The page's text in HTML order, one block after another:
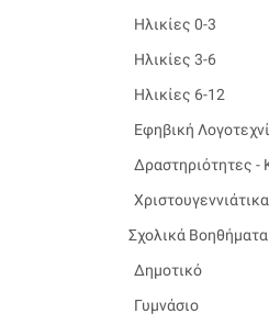
Ηλικίες 0-3
Ηλικίες 3-6
Ηλικίες 6-12
Εφηβική
Δραστηριότητες -
Χριστουγεννιάτικα
Σχολικά Βοηθήματα
Δημοτικό
Γυμνάσιο